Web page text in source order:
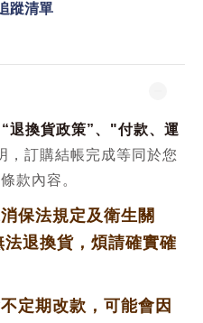
蹤清單
退換貨政策”、 "付款、運
，訂購結帳完成等同於您
款內容。
保法規定及衛生關
退換貨， 煩請確實確
定期改款，可能會因